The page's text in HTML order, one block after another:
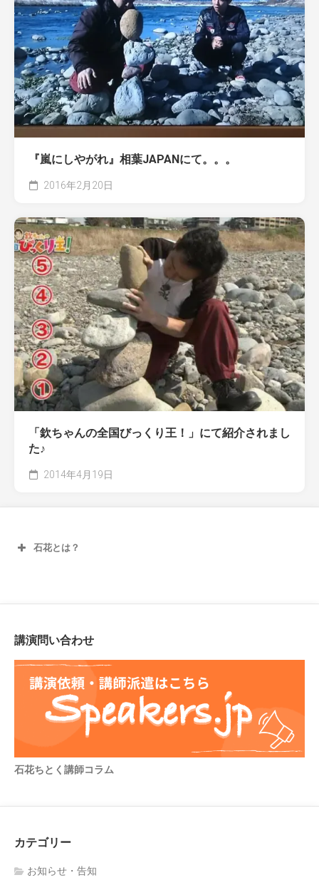
『嵐にしやがれ』相葉JAPANにて。。。
2016年2月20日
「欽ちゃんの全国びっくり王！」にて紹介されまし
た♪
2014年4月19日
石花とは？
講演問い合わせ
石花ちとく講師コラム
カテゴリー
お知らせ・告知